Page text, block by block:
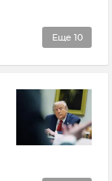
Еще 10